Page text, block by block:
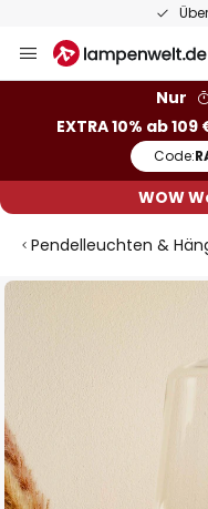
Inhalt
Nur
EXTRA 10% ab
Code:
WOW
Pendelleuchten &
Zum